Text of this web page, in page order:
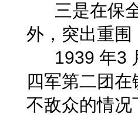
三是在保全
外，突出重
1939 年3
四军第二团
不敌众的情